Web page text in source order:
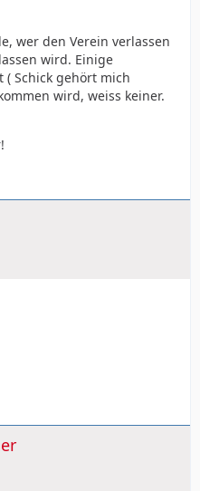
wer den Verein verlassen
wird. Einige
Schick gehört mich
wird, weiss keiner.